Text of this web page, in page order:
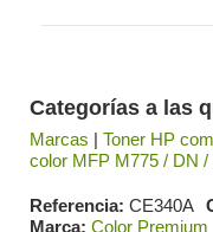
Categorías a las
Marcas | Toner HP
color MFP M775 / DN /
Referencia CE340A
Marca Color Premium